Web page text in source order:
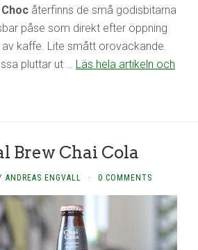
återfinns de små godisbitarna
påse som direkt efter öppning
kaffe. Lite smått oroväckande.
pluttar ut … Läs hela artikeln och
Brew Chai Cola
ANDREAS ENGVALL · 0 COMMENTS